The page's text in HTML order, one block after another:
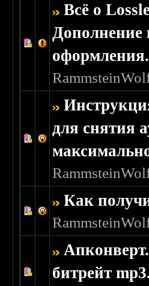
Всё о
Дополнение
Голосов: 3 - Средняя оценка:
для снятия
Голосов: 6 - Средняя оценка:
Как
Голосов: 5 - Средняя оценка: 3.4
битрейт
Голосов: 2 - Средняя оценка:
12345